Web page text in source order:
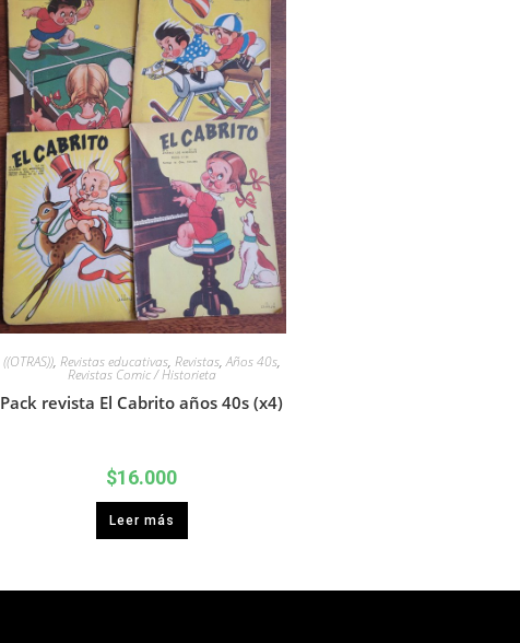
((OTRAS)), Revistas educativas, Revistas,Años 40s,
Revistas Comic / Historieta
Pack revista El Cabrito años 40s (x4)
$16.000
Leer más